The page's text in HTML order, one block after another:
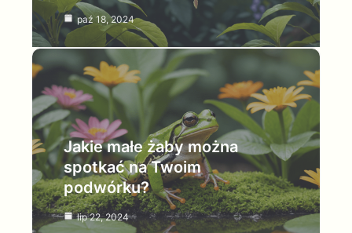
paź 18, 2024
Jakie małe żaby można
spotkać na Twoim
podwórku?
lip 22, 2024